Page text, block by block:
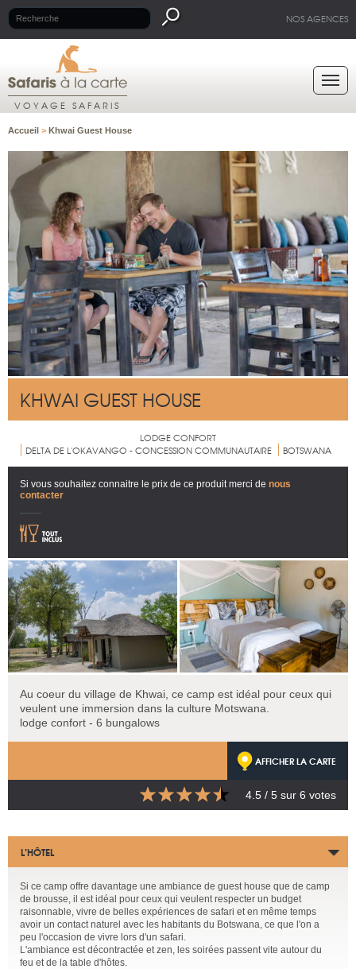
NOS AGENCES
VOYAGE SAFARIS
Accueil > Khwai Guest House
KHWAI GUEST HOUSE
LODGE CONFORT
DELTA DE L'OKAVANGO - CONCESSION COMMUNAUTAIRE
BOTSWANA
Si vous souhaitez connaitre le prix de ce produit merci de nous
contacter
Au coeur du village de Khwai, ce camp est idéal pour ceux qui
veulent une immersion dans la culture Motswana.
lodge confort - 6 bungalows
AFFICHER LA CARTE
4.5 / 5 sur 6 votes
L’HÔTEL
Si ce camp offre davantage une ambiance de guest house que de camp
de brousse, il est idéal pour ceux qui veulent respecter un budget
raisonnable, vivre de belles expériences de safari et en même temps
avoir un contact naturel avec les habitants du Botswana, ce que l'on a
peu l'occasion de vivre lors d'un safari.
L'ambiance est décontractée et zen, les soirées passent vite autour du
feu et de la table d'hôtes.